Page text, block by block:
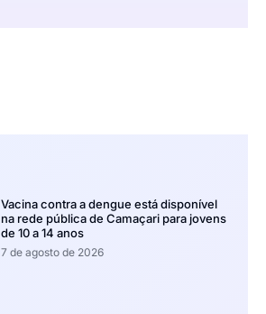
Vacina contra a dengue está disponível
na rede pública de Camaçari para jovens
de 10 a 14 anos
7 de agosto de 2026